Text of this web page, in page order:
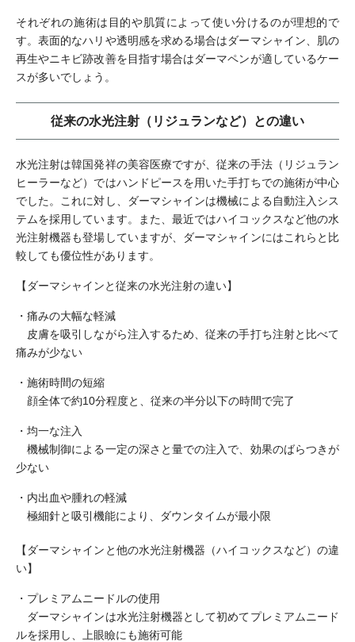
それぞれの施術は目的や肌質によって使い分けるのが理想的で
す。表面的なハリや透明感を求める場合はダーマシャイン、肌の
再生やニキビ跡改善を目指す場合はダーマペンが適しているケー
スが多いでしょう。
従来の水光注射（リジュランなど）との違い
水光注射は韓国発祥の美容医療ですが、従来の手法（リジュラン
ヒーラーなど）ではハンドピースを用いた手打ちでの施術が中心
でした。これに対し、ダーマシャインは機械による自動注入シス
テムを採用しています。また、最近ではハイコックスなど他の水
光注射機器も登場していますが、ダーマシャインにはこれらと比
較しても優位性があります。
【ダーマシャインと従来の水光注射の違い】
・痛みの大幅な軽減
皮膚を吸引しながら注入するため、従来の手打ち注射と比べて
痛みが少ない
・施術時間の短縮
顔全体で約10分程度と、従来の半分以下の時間で完了
・均一な注入
機械制御による一定の深さと量での注入で、効果のばらつきが
少ない
・内出血や腫れの軽減
極細針と吸引機能により、ダウンタイムが最小限
【ダーマシャインと他の水光注射機器（ハイコックスなど）の違
い】
・プレミアムニードルの使用
ダーマシャインは水光注射機器として初めてプレミアムニード
ルを採用し、上眼瞼にも施術可能